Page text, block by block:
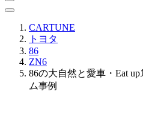
CARTUNE
トヨタ
86
ZN6
86の大自然と愛車・Eat
ム事例